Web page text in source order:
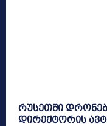
რუსეთში
დირექტორის